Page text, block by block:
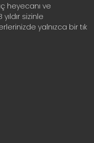
heyecanı ve
sizinle
yalnızca bir tık